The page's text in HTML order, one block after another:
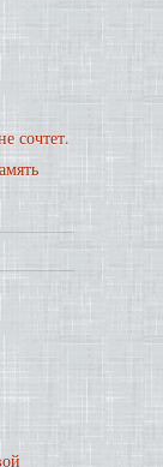
сочтет.